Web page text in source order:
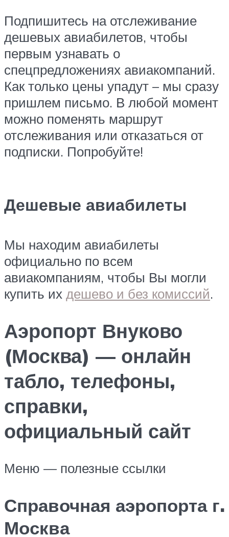
Подпишитесь на отслеживание
дешевых авиабилетов, чтобы
первым узнавать о
спецпредложениях авиакомпаний.
Как только цены упадут – мы сразу
пришлем письмо. В любой момент
можно поменять маршрут
отслеживания или отказаться от
подписки. Попробуйте!
Дешевые авиабилеты
Мы находим авиабилеты
официально по всем
авиакомпаниям, чтобы Вы могли
купить их дешево и без комиссий.
Аэропорт Внуково
(Москва) — онлайн
табло, телефоны,
справки,
официальный сайт
Меню — полезные ссылки
Справочная аэропорта г.
Москва